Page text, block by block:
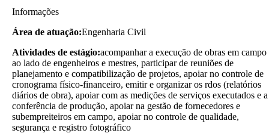
Informações
Área de atuação:Engenharia Civil
Atividades de estágio:acompanhar a execução de obras em campo
ao lado de engenheiros e mestres, participar de reuniões de
planejamento e compatibilização de projetos, apoiar no controle de
cronograma físico-financeiro, emitir e organizar os rdos (relatórios
diários de obra), apoiar com as medições de serviços executados e a
conferência de produção, apoiar na gestão de fornecedores e
subempreiteiros em campo, apoiar no controle de qualidade,
segurança e registro fotográfico